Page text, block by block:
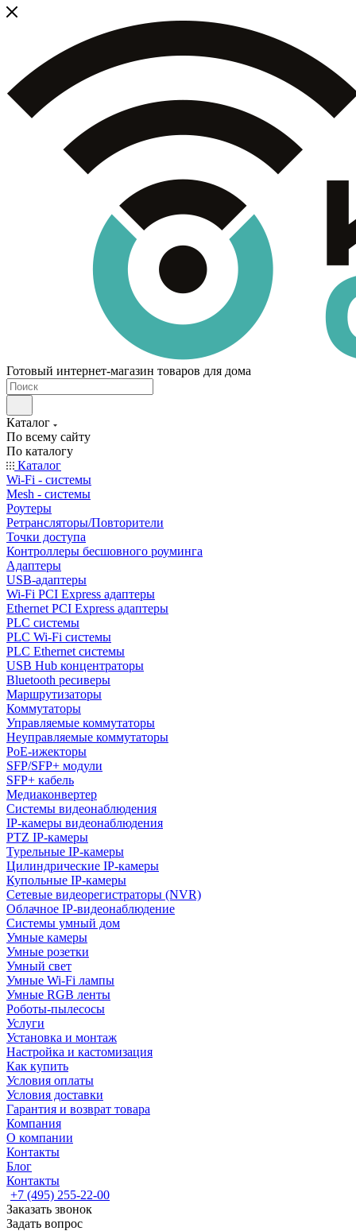
Готовый интернет-магазин товаров для дома
Каталог
По всему сайту
По каталогу
Каталог
Wi-Fi - системы
Mesh - системы
Роутеры
Ретрансляторы/Повторители
Точки доступа
Контроллеры бесшовного роуминга
Адаптеры
USB-адаптеры
Wi-Fi PCI Express адаптеры
Ethernet PCI Express адаптеры
PLC системы
PLC Wi-Fi системы
PLC Ethernet системы
USB Hub концентраторы
Bluetooth ресиверы
Маршрутизаторы
Коммутаторы
Управляемые коммутаторы
Неуправляемые коммутаторы
PoE-ижекторы
SFP/SFP+ модули
SFP+ кабель
Медиаконвертер
Системы видеонаблюдения
IP-камеры видеонаблюдения
PTZ IP-камеры
Турельные IP-камеры
Цилиндрические IP-камеры
Купольные IP-камеры
Сетевые видеорегистраторы (NVR)
Облачное IP-видеонаблюдение
Системы умный дом
Умные камеры
Умные розетки
Умный свет
Умные Wi-Fi лампы
Умные RGB ленты
Роботы-пылесосы
Услуги
Установка и монтаж
Настройка и кастомизация
Как купить
Условия оплаты
Условия доставки
Гарантия и возврат товара
Компания
О компании
Контакты
Блог
Контакты
+7 (495) 255-22-00
Заказать звонок
Задать вопрос